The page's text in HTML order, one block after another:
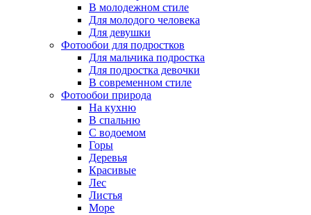
В молодежном стиле
Для молодого человека
Для девушки
Фотообои для подростков
Для мальчика подростка
Для подростка девочки
В современном стиле
Фотообои природа
На кухню
В спальню
С водоемом
Горы
Деревья
Красивые
Лес
Листья
Море